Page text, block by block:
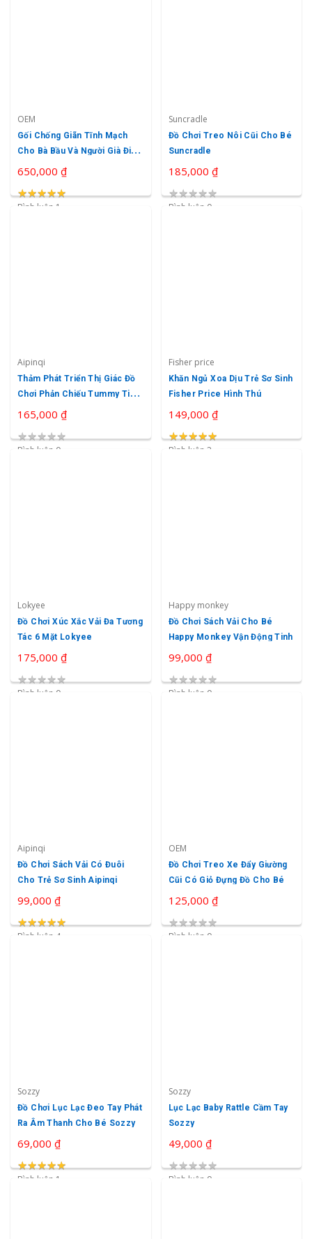
OEM
Gối Chống Giãn Tĩnh Mạch
Cho Bà Bầu Và Người Già Điều
Chỉnh Độ Nghiêng Easy Care
650,000 ₫
★★★★★
★★★★★
Bình luận 1
Suncradle
Đồ Chơi Treo Nôi Cũi Cho Bé
Suncradle
185,000 ₫
★★★★★
Bình luận 0
Aipinqi
Thảm Phát Triển Thị Giác Đồ
Chơi Phản Chiếu Tummy Time
Cho Bé Aipinqi
165,000 ₫
★★★★★
Bình luận 0
Fisher price
Khăn Ngủ Xoa Dịu Trẻ Sơ Sinh
Fisher Price Hình Thú
149,000 ₫
★★★★★
★★★★★
Bình luận 2
Lokyee
Đồ Chơi Xúc Xắc Vải Đa Tương
Tác 6 Mặt Lokyee
175,000 ₫
★★★★★
Bình luận 0
Happy monkey
Đồ Chơi Sách Vải Cho Bé
Happy Monkey Vận Động Tinh
99,000 ₫
★★★★★
Bình luận 0
Aipinqi
Đồ Chơi Sách Vải Có Đuôi
Cho Trẻ Sơ Sinh Aipinqi
99,000 ₫
★★★★★
★★★★★
Bình luận 4
OEM
Đồ Chơi Treo Xe Đẩy Giường
Cũi Có Giỏ Đựng Đồ Cho Bé
125,000 ₫
★★★★★
Bình luận 0
Sozzy
Đồ Chơi Lục Lạc Đeo Tay Phát
Ra Âm Thanh Cho Bé Sozzy
69,000 ₫
★★★★★
★★★★★
Bình luận 1
Sozzy
Lục Lạc Baby Rattle Cầm Tay
Sozzy
49,000 ₫
★★★★★
Bình luận 0